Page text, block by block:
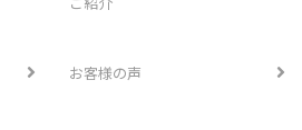
お客様の声